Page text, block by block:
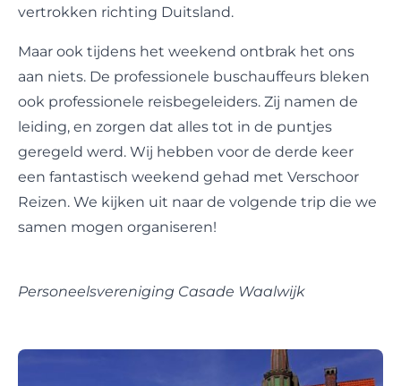
vertrokken richting Duitsland.
Maar ook tijdens het weekend ontbrak het ons
aan niets. De professionele buschauffeurs bleken
ook professionele reisbegeleiders. Zij namen de
leiding, en zorgen dat alles tot in de puntjes
geregeld werd. Wij hebben voor de derde keer
een fantastisch weekend gehad met Verschoor
Reizen. We kijken uit naar de volgende trip die we
samen mogen organiseren!
Personeelsvereniging Casade Waalwijk